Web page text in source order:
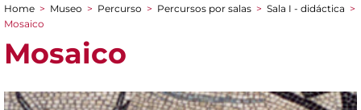
You are here
Home > Museo > Percurso > Percursos por salas > Sala I - didáctica >
Mosaico
Mosaico